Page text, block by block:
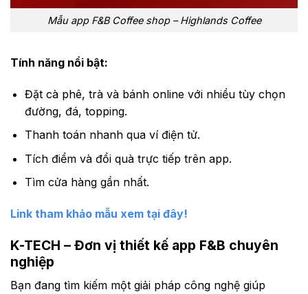
Mẫu app F&B Coffee shop – Highlands Coffee
Tính năng nổi bật:
Đặt cà phê, trà và bánh online với nhiều tùy chọn
đường, đá, topping.
Thanh toán nhanh qua ví điện tử.
Tích điểm và đổi quà trực tiếp trên app.
Tìm cửa hàng gần nhất.
Link tham khảo mẫu xem tại đây!
K-TECH – Đơn vị thiết kế app F&B chuyên
nghiệp
Bạn đang tìm kiếm một giải pháp công nghệ giúp